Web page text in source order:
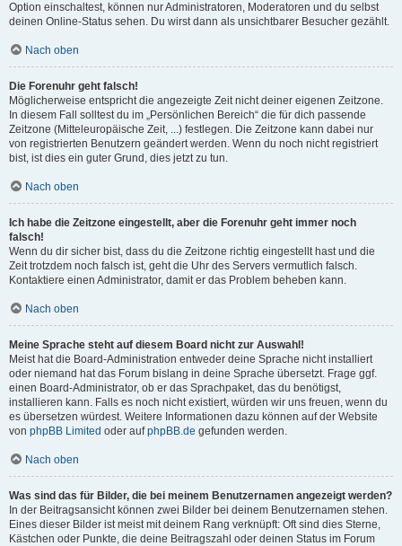
Option einschaltest, können nur Administratoren, Moderatoren und du selbst
deinen Online-Status sehen. Du wirst dann als unsichtbarer Besucher gezählt.
Nach oben
Die Forenuhr geht falsch!
Möglicherweise entspricht die angezeigte Zeit nicht deiner eigenen Zeitzone.
In diesem Fall solltest du im „Persönlichen Bereich“ die für dich passende
Zeitzone (Mitteleuropäische Zeit, ...) festlegen. Die Zeitzone kann dabei nur
von registrierten Benutzern geändert werden. Wenn du noch nicht registriert
bist, ist dies ein guter Grund, dies jetzt zu tun.
Nach oben
Ich habe die Zeitzone eingestellt, aber die Forenuhr geht immer noch
falsch!
Wenn du dir sicher bist, dass du die Zeitzone richtig eingestellt hast und die
Zeit trotzdem noch falsch ist, geht die Uhr des Servers vermutlich falsch.
Kontaktiere einen Administrator, damit er das Problem beheben kann.
Nach oben
Meine Sprache steht auf diesem Board nicht zur Auswahl!
Meist hat die Board-Administration entweder deine Sprache nicht installiert
oder niemand hat das Forum bislang in deine Sprache übersetzt. Frage ggf.
einen Board-Administrator, ob er das Sprachpaket, das du benötigst,
installieren kann. Falls es noch nicht existiert, würden wir uns freuen, wenn du
es übersetzen würdest. Weitere Informationen dazu können auf der Website
von phpBB Limited oder aufphpBB.de gefunden werden.
Nach oben
Was sind das für Bilder, die bei meinem Benutzernamen angezeigt werden?
In der Beitragsansicht können zwei Bilder bei deinem Benutzernamen stehen.
Eines dieser Bilder ist meist mit deinem Rang verknüpft: Oft sind dies Sterne,
Kästchen oder Punkte, die deine Beitragszahl oder deinen Status im Forum